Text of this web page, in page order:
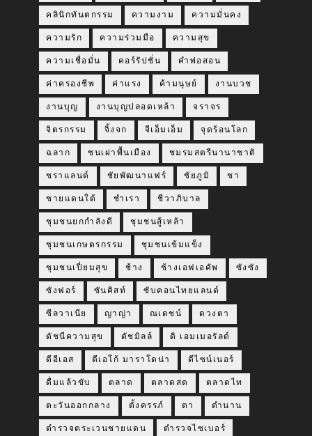
คลินิกทันตกรรม ความงาม ความมั่นคง
ความรัก ความร่วมมือ ความสุข
ความเชื่อมั่น คอร์รัปชั่น คำพ่อสอน
ค่าครองชีพ ค่าแรง ค้ามนุษย์ งานบวช
งานบุญ งานบุญปลอดเหล้า จราจร
จิตรกรรม จิ้งจก จีเอ็มเอ็ม จุดร้อนโลก
ฉลาก ชนเผ่าพื้นเมือง ชมรมสตรีนานาชาติ
ชราแลนด์ ชัยพัฒนาแฟร์ ชัยภูมิ ชา
ชายแดนใต้ ชำเรา ชีวาภิบาล
ชุมชนยกกำลังดี ชุมชนสู้เหล้า
ชุมชนเกษตรกรรม ชุมชนเข้มแข็ง
ชุมชนเปี่ยมสุข ช้าง ช้างเอฟเอคัพ ซังซัง
ซังฟอร์ ซันคิสท์ ซับคอนไทยแลนด์
ซีลวาเนีย ญาญ่า ณเดชน์ ดวงตา
ดัชนีความสุข ดัชมิลล์ ดิ เอมเมอรัลด์
ดีอีเอส ดีเอโก้ มาราโดน่า ดีไซน์เนอร์
ดื่มแล้วขับ ตลาด ตลาดสด ตลาดไท
ตะวันออกกลาง ตั้งครรภ์ ตา ตำนาน
ตำรวจตระเวนชายแดน ตำรวจไซเบอร์